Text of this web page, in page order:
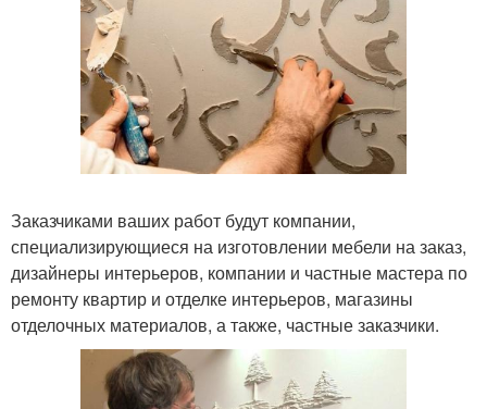
Заказчиками ваших работ будут компании,
специализирующиеся на изготовлении мебели на заказ,
дизайнеры интерьеров, компании и частные мастера по
ремонту квартир и отделке интерьеров, магазины
отделочных материалов, а также, частные заказчики.